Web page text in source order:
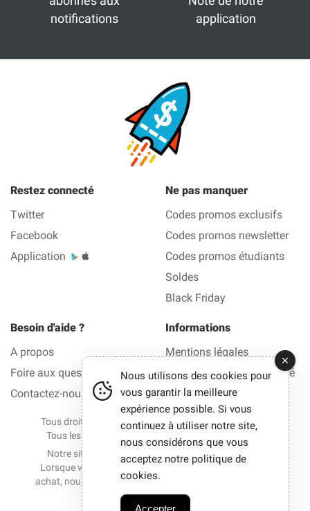
notifications
application
Restez connecté
Twitter
Facebook
Application
Ne pas manquer
Codes promos exclusifs
Codes promos newsletter
Codes promos étudiants
Soldes
Black Friday
Besoin d'aide ?
A propos
Foire aux questions (FAQ)
Contactez-nous
Informations
Mentions légales
Politique de confidentialité
Tous droits réservés © 2012-2026 La Bonne Reduc —
Tous les bons plans et les codes réduction en 1 clic.
Notre site participe à des programmes d'affiliation.
Lorsque vous cliquez sur certains liens et effectuez un
achat, nous pouvons parfois percevoir une commission.
Nous utilisons des cookies pour
vous garantir la meilleure
expérience possible. Si vous
continuez à utiliser notre site,
nous considérons que vous
acceptez notre politique de
cookies.
Accepter